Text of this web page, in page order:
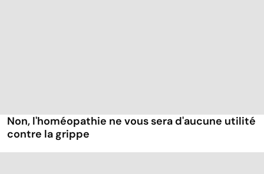
Non, l'homéopathie ne vous sera d'aucune utilité
contre la grippe